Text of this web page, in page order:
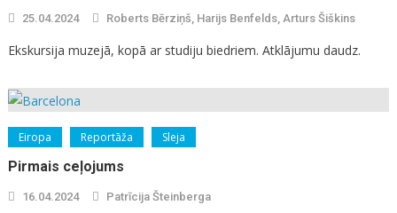
25.04.2024 Roberts Bērziņš, Harijs Benfelds, Arturs Šiškins
Ekskursija muzejā, kopā ar studiju biedriem. Atklājumu daudz.
Eiropa Reportāža Sleja
Pirmais ceļojums
16.04.2024 Patrīcija Šteinberga